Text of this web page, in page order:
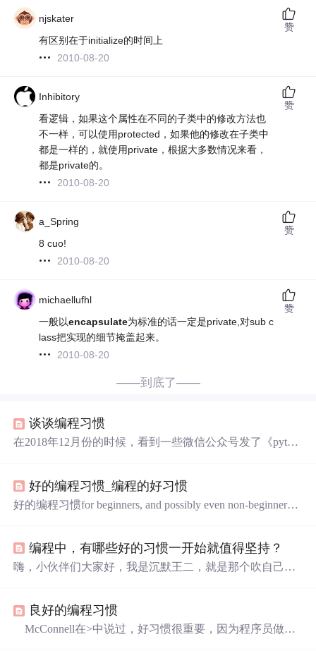
njskater
有区别在于initialize的时间上
2010-08-20
赞
Inhibitory
看逻辑，如果这个属性在不同的子类中的修改方法也
不一样，可以使用protected，如果他的修改在子类中
都是一样的，就使用private，根据大多数情况来看，
都是private的。
2010-08-20
赞
a_Spring
8 cuo!
2010-08-20
赞
michaellufhl
一般以encapsulate为标准的话一定是private,对sub c
lass把实现的细节掩盖起来。
2010-08-20
赞
——到底了——
谈谈编程习惯
在2018年12月份的时候，看到一些微信公众号发了《pytho
公众号竟然争相发表。 来自“新智元”的文章：https://baijiah
ao.baidu.com/s?id=1620256692823955322&amp;wfr=spider&a
好的编程习惯_编程的好习惯
好的编程习惯for beginners, and possibly even non-beginners
e top league of coders. It is really just...
编程中，有哪些好的习惯一开始就值得坚持？
嗨，小伙伴们大家好，我是沉默王二，就是那个吹自己既
非常重要。 记得我在学驾照的时候，遇到一哥们，之前开
过车，属于无证驾驶的那种。但是，这哥们科目二竟然挂
良好的编程习惯
McConnell在>中说过，好习惯很重要，因为程序员做的